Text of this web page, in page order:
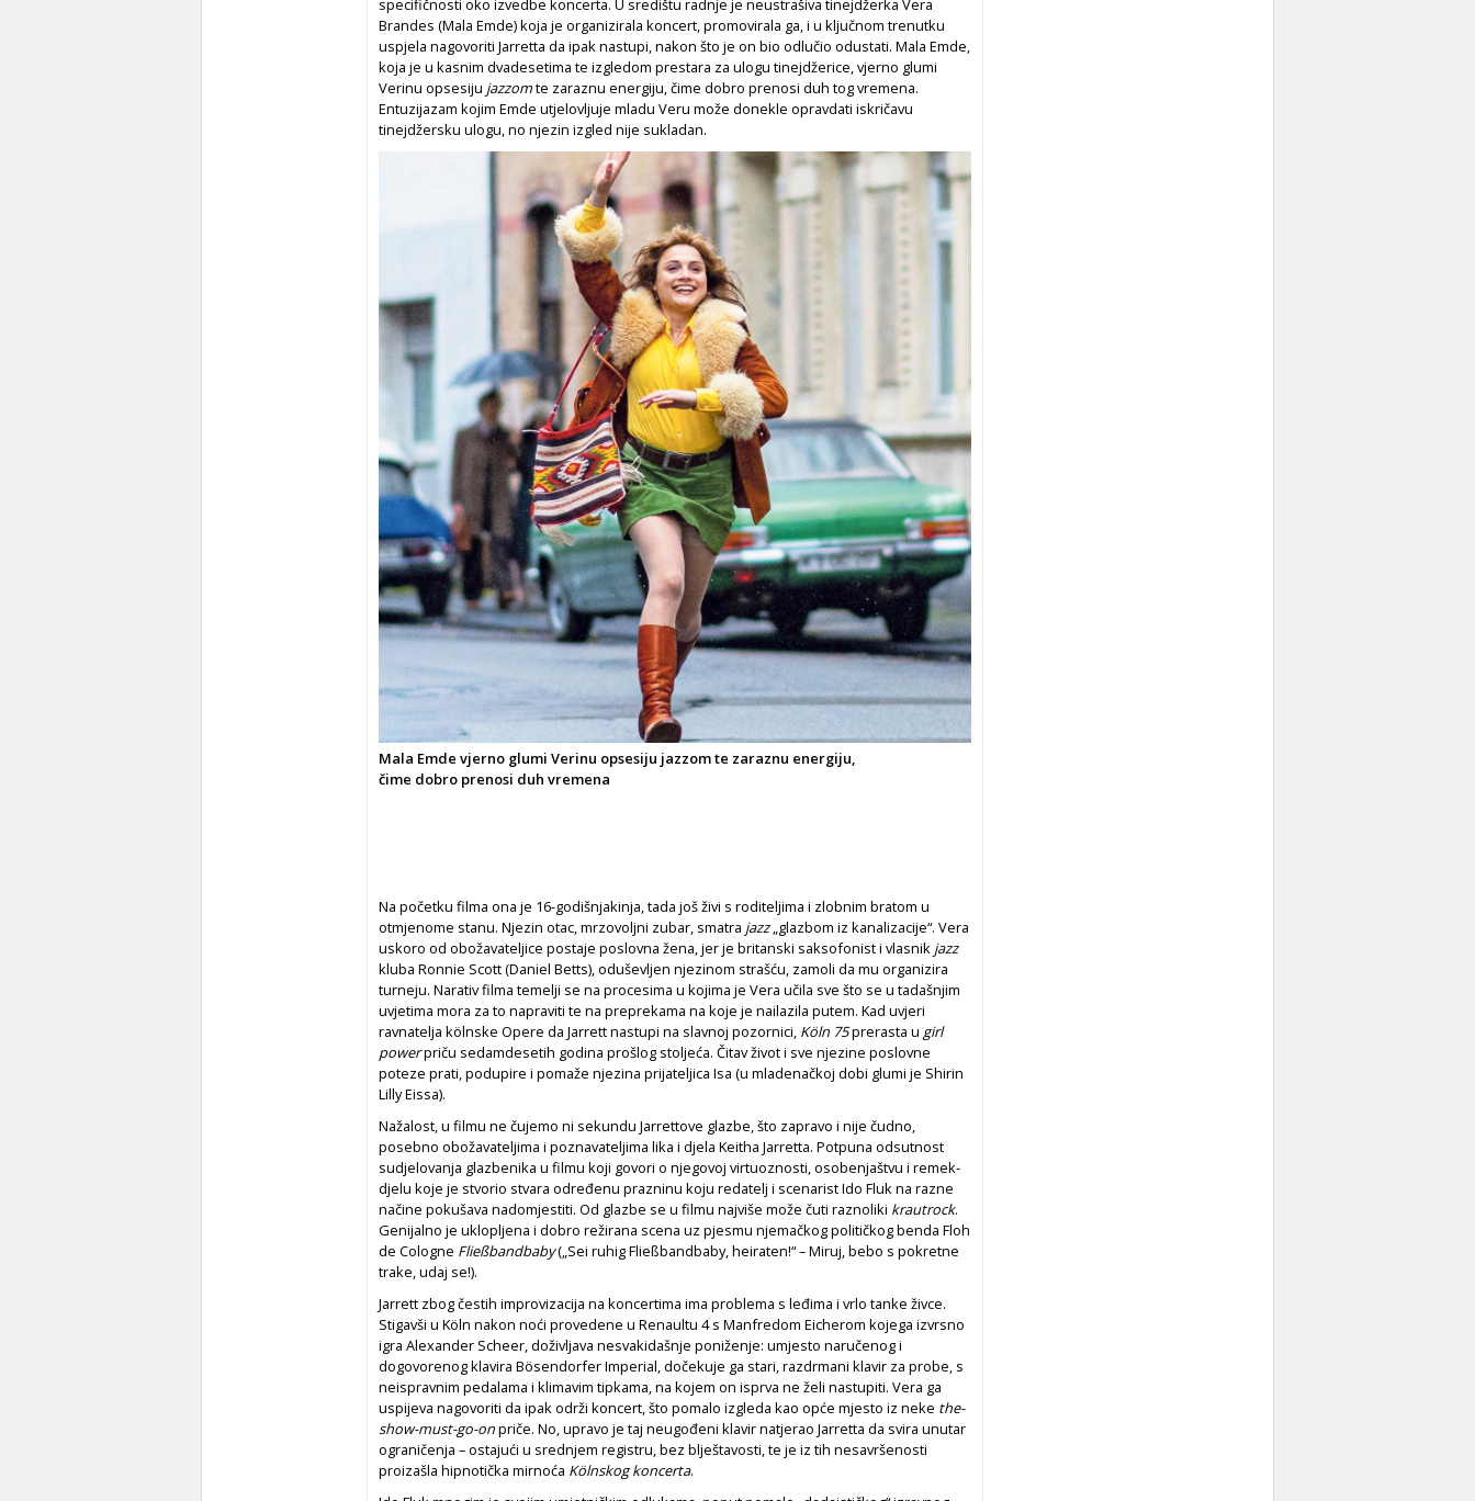
Brandes (Mala Emde) koja je organizirala koncert, promovirala ga, i u ključnom trenutku
uspjela nagovoriti Jarretta da ipak nastupi, nakon što je on bio odlučio odustati. Mala Emde,
koja je u kasnim dvadesetima te izgledom prestara za ulogu tinejdžerice, vjerno glumi
Verinu opsesiju jazzomte zaraznu energiju, čime dobro prenosi duh tog vremena.
Entuzijazam kojim Emde utjelovljuje mladu Veru može donekle opravdati iskričavu
tinejdžersku ulogu, no njezin izgled nije sukladan.
Mala Emde vjerno glumi Verinu opsesiju jazzom te zaraznu energiju,
čime dobro prenosi duh vremena
Na početku filma ona je 16-godišnjakinja, tada još živi s roditeljima i zlobnim bratom u
otmjenome stanu. Njezin otac, mrzovoljni zubar, smatra jazz„glazbom iz kanalizacije“. Vera
uskoro od obožavateljice postaje poslovna žena, jer je britanski saksofonist i vlasnik jazz
kluba Ronnie Scott (Daniel Betts), oduševljen njezinom strašću, zamoli da mu organizira
turneju. Narativ filma temelji se na procesima u kojima je Vera učila sve što se u tadašnjim
uvjetima mora za to napraviti te na preprekama na koje je nailazila putem. Kad uvjeri
ravnatelja kölnske Opere da Jarrett nastupi na slavnoj pozornici, Köln 75prerasta u girl
powerpriču sedamdesetih godina prošlog stoljeća. Čitav život i sve njezine poslovne
poteze prati, podupire i pomaže njezina prijateljica Isa (u mladenačkoj dobi glumi je Shirin
Lilly Eissa).
Nažalost, u filmu ne čujemo ni sekundu Jarrettove glazbe, što zapravo i nije čudno,
posebno obožavateljima i poznavateljima lika i djela Keitha Jarretta. Potpuna odsutnost
sudjelovanja glazbenika u filmu koji govori o njegovoj virtuoznosti, osobenjaštvu i remek-
djelu koje je stvorio stvara određenu prazninu koju redatelj i scenarist Ido Fluk na razne
načine pokušava nadomjestiti. Od glazbe se u filmu najviše može čuti raznoliki krautrock.
Genijalno je uklopljena i dobro režirana scena uz pjesmu njemačkog političkog benda Floh
de Cologne Fließbandbaby(„Sei ruhig Fließbandbaby, heiraten!“ – Miruj, bebo s pokretne
trake, udaj se!).
Jarrett zbog čestih improvizacija na koncertima ima problema s leđima i vrlo tanke živce.
Stigavši u Köln nakon noći provedene u Renaultu 4 s Manfredom Eicherom kojega izvrsno
igra Alexander Scheer, doživljava nesvakidašnje poniženje: umjesto naručenog i
dogovorenog klavira Bösendorfer Imperial, dočekuje ga stari, razdrmani klavir za probe, s
neispravnim pedalama i klimavim tipkama, na kojem on isprva ne želi nastupiti. Vera ga
uspijeva nagovoriti da ipak održi koncert, što pomalo izgleda kao opće mjesto iz neke the-
show-must-go-onpriče. No, upravo je taj neugođeni klavir natjerao Jarretta da svira unutar
ograničenja – ostajući u srednjem registru, bez blještavosti, te je iz tih nesavršenosti
proizašla hipnotička mirnoća Kölnskog koncerta.